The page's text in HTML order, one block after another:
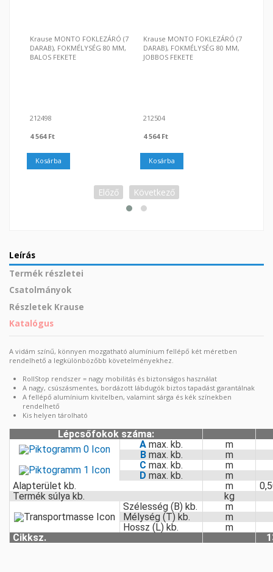
Krause MONTO FOKLEZÁRÓ (7
DARAB), FOKMÉLYSÉG 80 MM,
BALOS FEKETE
212498
Ár
4 564 Ft
Kosárba
Krause MONTO FOKLEZÁRÓ (7
DARAB), FOKMÉLYSÉG 80 MM,
JOBBOS FEKETE
212504
Ár
4 564 Ft
Kosárba
Előző Következő
Leírás
Termék részletei
Csatolmányok
Részletek Krause
Katalógus
A vidám színű, könnyen mozgatható alumínium fellépő két méretben
rendelhető a legkülönbözőbb követelményekhez.
RollStop rendszer = nagy mobilitás és biztonságos használat
A nagy, csúszásmentes, bordázott lábdugók biztos tapadást garantálnak
A fellépő alumínium kivitelben, valamint sárga és kék színekben
rendelhető
Kis helyen tárolható
Lépcsőfokok száma:
Cikksz.
A max. kb.
m
Bmax. kb.
m
C max. kb.
m
D max. kb.
m
Alapterület kb.
m
Termék súlya kb.
kg
Szélesség (B) kb.
m
Mélység (T) kb.
m
Hossz (L) kb.
m